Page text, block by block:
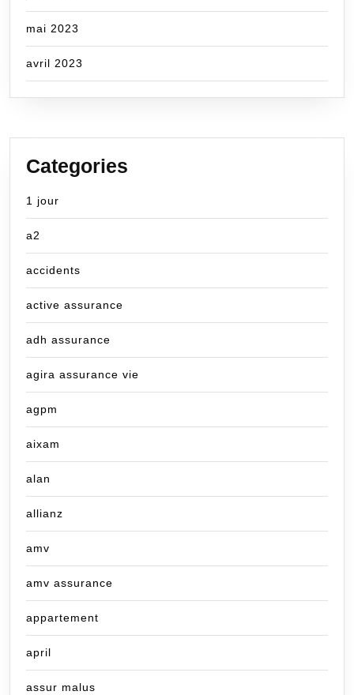
mai 2023
avril 2023
Categories
1 jour
a2
accidents
active assurance
adh assurance
agira assurance vie
agpm
aixam
alan
allianz
amv
amv assurance
appartement
april
assur malus